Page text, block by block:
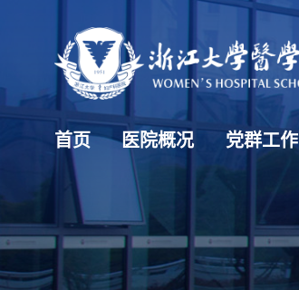
首页 医院概况 党群工作